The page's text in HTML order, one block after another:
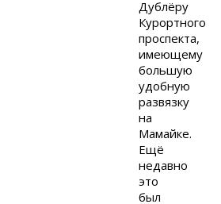
Дублёру
Курортного
проспекта,
имеющему
большую
удобную
развязку
на
Мамайке.
Ещё
недавно
это
был